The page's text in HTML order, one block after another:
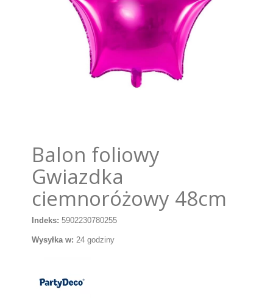
PODKŁADY /PRZEKŁADKI/WSPORNIKI/BANKETÓWKI
Balon foliowy
Gwiazdka
ciemnoróżowy 48cm
Indeks: 5902230780255
Wysyłka w: 24 godziny